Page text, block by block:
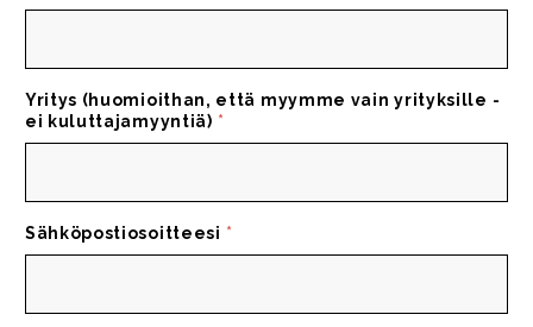
Yritys (huomioithan, että myymme vain yrityksille -
ei kuluttajamyyntiä) *
Sähköpostiosoitteesi *